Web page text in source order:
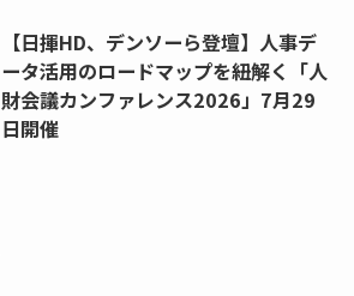
【日揮HD、デンソーら登壇】人事デ
ータ活用のロードマップを紐解く「人
財会議カンファレンス2026」7月29
日開催